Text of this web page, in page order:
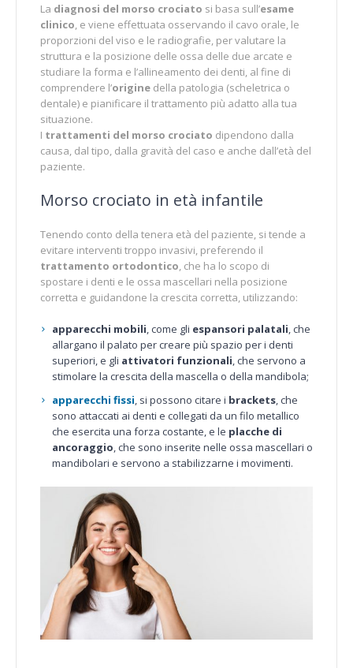
La diagnosi del morso crociato si basa sull’esame
clinico, e viene effettuata osservando il cavo orale, le
proporzioni del viso e le radiografie, per valutare la
struttura e la posizione delle ossa delle due arcate e
studiare la forma e l’allineamento dei denti, al fine di
comprendere l’origine della patologia (scheletrica o
dentale) e pianificare il trattamento più adatto alla tua
situazione.
I trattamenti del morso crociato dipendono dalla
causa, dal tipo, dalla gravità del caso e anche dall’età del
paziente.
Morso crociato in età infantile
Tenendo conto della tenera età del paziente, si tende a
evitare interventi troppo invasivi, preferendo il
trattamento ortodontico, che ha lo scopo di
spostare i denti e le ossa mascellari nella posizione
corretta e guidandone la crescita corretta, utilizzando:
apparecchi mobili, come gli espansori palatali, che
allargano il palato per creare più spazio per i denti
superiori, e gli attivatori funzionali, che servono a
stimolare la crescita della mascella o della mandibola;
apparecchi fissi, si possono citare i brackets, che
sono attaccati ai denti e collegati da un filo metallico
che esercita una forza costante, e le placche di
ancoraggio, che sono inserite nelle ossa mascellari o
mandibolari e servono a stabilizzarne i movimenti.